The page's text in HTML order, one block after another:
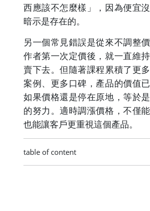
西應該不怎麼樣」，因為便宜
暗示是存在的。
另一個常見錯誤是從來不調整
作者第一次定價後，就一直維
賣下去。但隨著課程累積了更
案例、更多口碑，產品的價值
如果價格還是停在原地，等於
的努力。適時調漲價格，不僅
也能讓客戶更重視這個產品。
table of content